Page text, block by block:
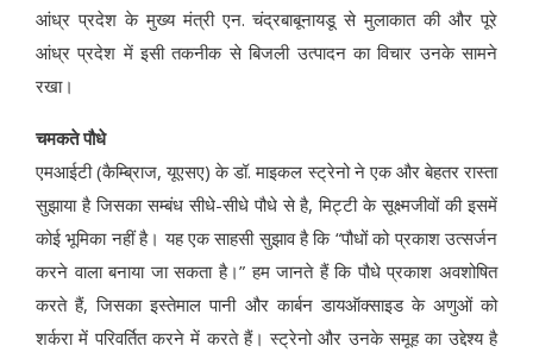
आंध्र प्रदेश के मुख्य मंत्री एन. चंद्रबाबूनायडू से मुलाकात की और पूरे
आंध्र प्रदेश में इसी तकनीक से बिजली उत्पादन का विचार उनके सामने
रखा।
चमकते पौधे
एमआईटी (कैम्ब्रिाज, यूएसए) के डॉ. माइकल स्ट्रेनो ने एक और बेहतर रास्ता
सुझाया है जिसका सम्बंध सीधे-सीधे पौधे से है, मिट्टी के सूक्ष्मजीवों की इसमें
कोई भूमिका नहीं है। यह एक साहसी सुझाव है कि “पौधों को प्रकाश उत्सर्जन
करने वाला बनाया जा सकता है।” हम जानते हैं कि पौधे प्रकाश अवशोषित
करते हैं, जिसका इस्तेमाल पानी और कार्बन डायऑक्साइड के अणुओं को
शर्करा में परिवर्तित करने में करते हैं। स्ट्रेनो और उनके समूह का उद्देश्य है